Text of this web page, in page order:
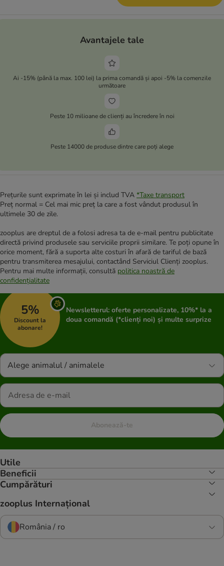
Avantajele tale
Ai -15% (până la max. 100 lei) la prima comandă și apoi -5% la comenzile
următoare
Peste 10 milioane de clienți au încredere în noi
Peste 14000 de produse dintre care poți alege
Prețurile sunt exprimate în lei și includ TVA *Taxe transport
Preț normal = Cel mai mic preț la care a fost vândut produsul în
ultimele 30 de zile.
zooplus are dreptul de a folosi adresa ta de e-mail pentru publicitate
directă privind produsele sau serviciile proprii similare. Te poți opune în
orice moment, fără a suporta alte costuri în afară de tariful de bază
pentru transmiterea mesajului, contactând Serviciul Clienți zooplus.
Pentru mai multe informații, consultă politica noastră de
confidențialitate
5%
Discount la
abonare!
Newsletterul: oferte personalizate, 10%* la a
doua comandă (*clienți noi) și multe surprize
Alege animalul / animalele
Abonează-te
Utile
Beneficii
Cumpărături
zooplus Internațional
România / ro